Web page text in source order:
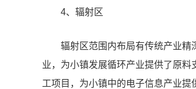
4、辐射区
辐射区范围内布局有传统产业
业，为小镇发展循环产业提供了原
工项目，为小镇中的电子信息产业提